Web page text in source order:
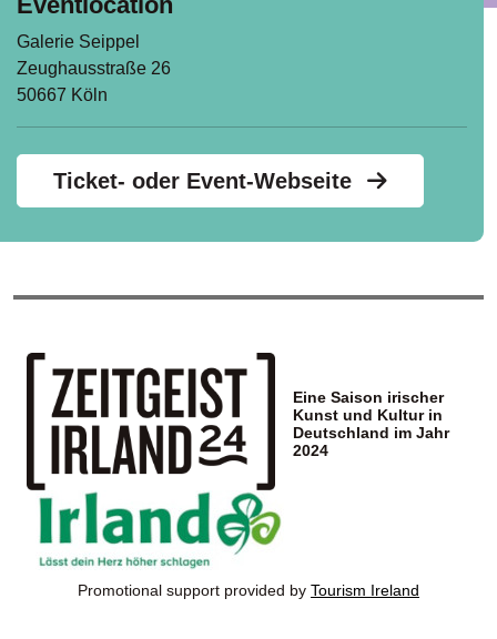
Galerie Seippel
Zeughausstraße 26
50667 Köln
Ticket- oder Event-Webseite
Eine Saison irischer
Kunst und Kultur in
Deutschland im Jahr
2024
Promotional support provided by Tourism Ireland